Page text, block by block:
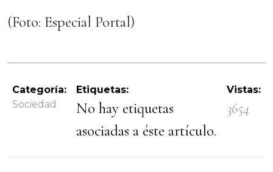
(Foto: Especial Portal)
Categoría:
Sociedad
Etiquetas:
No hay etiquetas
asociadas a éste artículo.
Vistas:
3654